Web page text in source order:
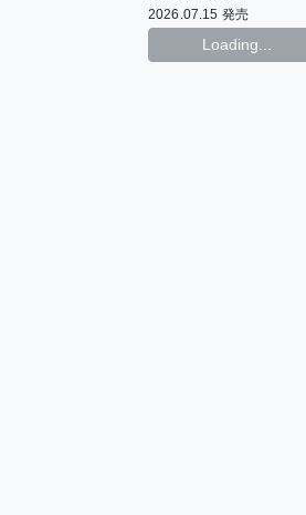
2026.07.15 発売
Loading...